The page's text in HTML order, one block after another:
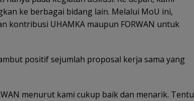
ke berbagai bidang lain. Melalui MoU ini,
kontribusi UHAMKA maupun FORWAN untuk
positif sejumlah proposal kerja sama yang
menurut kami cukup baik dan menarik. Tentu